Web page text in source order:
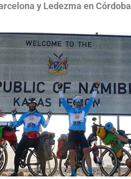
y Ledezma en Córdoba